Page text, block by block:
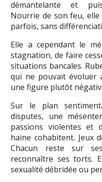
démantelante et
Nourrie de son feu,
parfois, sans
Elle a cependant le
stagnation, de faire
situations bancales.
qui ne pouvait évoluer
une figure plutôt
Sur le plan
disputes, une
passions violentes et
haine cohabitent. Jeux
Chacun reste sur
reconnaître ses torts.
sexualité débridée ou